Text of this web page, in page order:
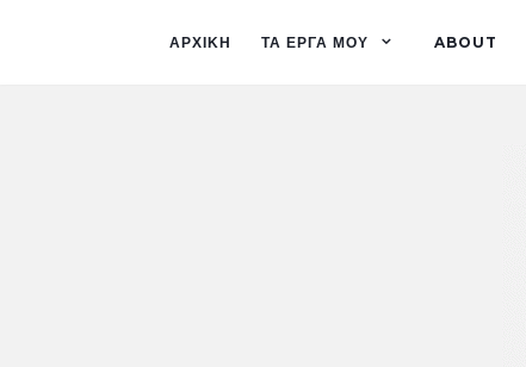
ΑΡΧΙΚΗ ΤΑ ΕΡΓΑ ΜΟΥ ABOUT